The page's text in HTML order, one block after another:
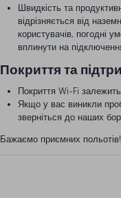
Швидкість та
відрізняється від
користувачів, погодні
вплинути на
Покриття та
Покриття Wi-Fi
Якщо у вас виникли
зверніться до наших
Бажаємо приємних польотів!